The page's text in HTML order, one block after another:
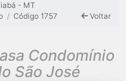
- MT
Código 1757 Voltar
Condomínio
São José